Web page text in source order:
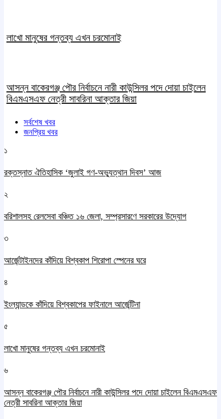
লাখো মানুষের গন্তব্য এখন চরমোনাই
আসন্ন বাকেরগঞ্জ পৌর নির্বাচনে নারী কাউন্সিলর পদে দোয়া চাইলেন
বিএমএসএফ নেত্রী সাবরিনা আক্তার জিয়া
সর্বশেষ খবর
জনপ্রিয় খবর
১
রক্তস্নাত ঐতিহাসিক ‌‘জুলাই গণ-অভ্যুত্থান দিবস’ আজ
২
বরিশালসহ রেলসেবা বঞ্চিত ১৬ জেলা, সম্প্রসারণে সরকারের উদ্যোগ
৩
আর্জেন্টাইনদের কাঁদিয়ে বিশ্বকাপ শিরোপা স্পেনের ঘরে
৪
ইংল্যান্ডকে কাঁদিয়ে বিশ্বকাপের ফাইনালে আর্জেন্টিনা
৫
লাখো মানুষের গন্তব্য এখন চরমোনাই
৬
আসন্ন বাকেরগঞ্জ পৌর নির্বাচনে নারী কাউন্সিলর পদে দোয়া চাইলেন বিএমএসএফ
নেত্রী সাবরিনা আক্তার জিয়া